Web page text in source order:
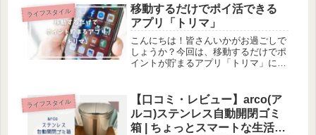
たので紹介していきます。pour le
qua...
ライフスタイル
移動するだけでポイ活できる
アプリ「トリマ」
こんにちは！皆さんいかがお過ごしで
しょうか？今回は、移動するだけでポ
イントが貯まるアプリ「トリマ」につ
ジオテクノロジーズが運営している、
移動するだけでポイントが貯まるポイ
活...
ライフスタイル
【口コミ・レビュー】arco(ア
ルコ)ステンレス自動開閉ゴミ
箱 | ちょっとスマートな生活